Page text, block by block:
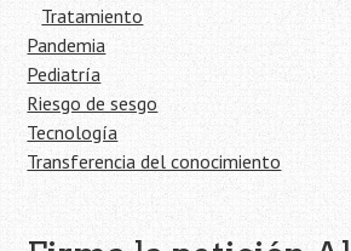
Tratamiento
Pandemia
Pediatría
Riesgo de sesgo
Tecnología
Transferencia del conocimiento